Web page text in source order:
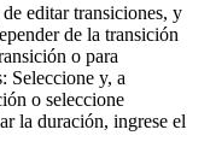
editar transiciones, y
de la transición
o para
Seleccione y, a
o seleccione
la duración, ingrese el